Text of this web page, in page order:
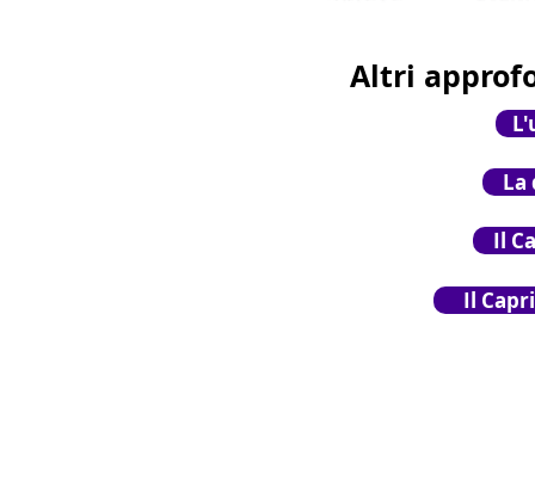
Altri
La
Il
Il